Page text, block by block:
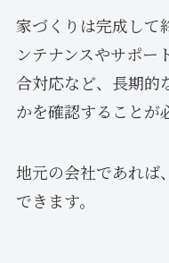
家づくりは完成して
ンテナンスやサポー
合対応など、長期的
かを確認することが
地元の会社であれば
できます。